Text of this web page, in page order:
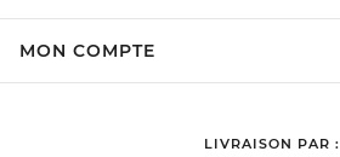
MON COMPTE
LIVRAISON PAR :